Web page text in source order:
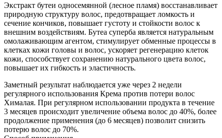
Экстракт бутеи односемянной (лесное пламя) восстанавливает
природную структуру волос, предотвращает ломкость и
сечение кончиков, повышает густоту и стойкости волос к
внешним воздействиям. Бутеа суперба является натуральным
омолаживающим агентом, стимулирует обменные процессы в
клетках кожи головы и волос, ускоряет регенерацию клеток
кожи, способствует сохранению натурального цвета волос,
повышает их гибкость и эластичность.
Заметный результат наблюдается уже через 2 недели
регулярного использования Крема против потери волос
Хималая. При регулярном использовании продукта в течение
3 месяцев происходит увеличение объема волос до 40%, более
продолжение применения (до 6 месяцев) позволит снизить
потерю волос до 70%.